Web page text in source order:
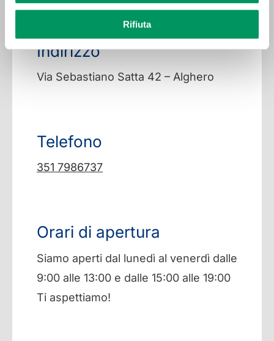
Rifiuta
Indirizzo
Via Sebastiano Satta 42 – Alghero
Telefono
351 7986737
Orari di apertura
Siamo aperti dal lunedì al venerdì dalle
9:00 alle 13:00 e dalle 15:00 alle 19:00
Ti aspettiamo!